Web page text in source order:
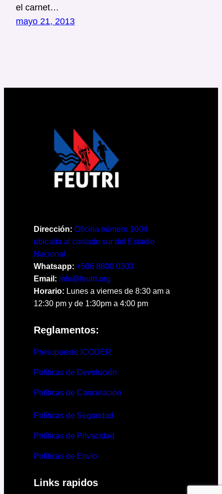
el carnet…
mayo 21, 2013
Dirección: Oficina número 1004
ubicada al costado sur del Estadio
Nacional
Whatsapp: +506 8800 0303
Email: info@feutri.org
Horario: Lunes a viernes de 8:30 am a
12:30 pm y de 1:30pm a 4:00 pm
Reglamentos:
Presupuesto ICODER
Políticas de Devolución
Políticas de Cancelación
Políticas de Seguridad
Políticas de Privacidad
Políticas de Envío
Links rapidos